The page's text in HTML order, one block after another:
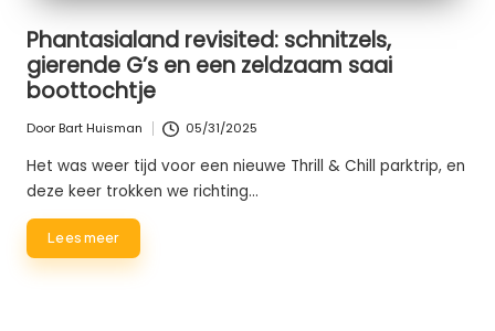
Phantasialand revisited: schnitzels,
gierende G’s en een zeldzaam saai
boottochtje
Geplaatst
door
DoorBart Huisman 05/31/2025
Het was weer tijd voor een nieuwe Thrill & Chill parktrip, en
deze keer trokken we richting…
Lees meer